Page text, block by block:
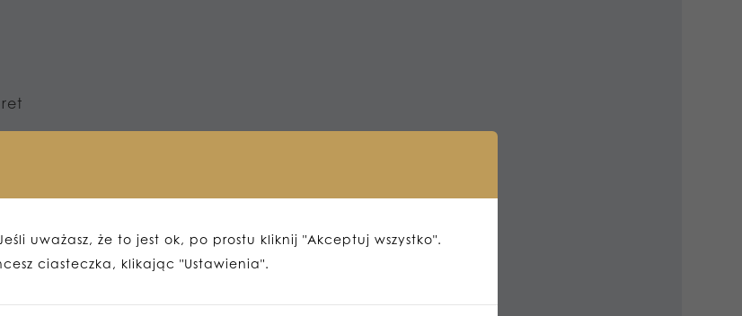
z flakami pół na pół)
uważasz, że to jest ok, po prostu kliknij "Akceptuj wszystko".
ciasteczka, klikając "Ustawienia".